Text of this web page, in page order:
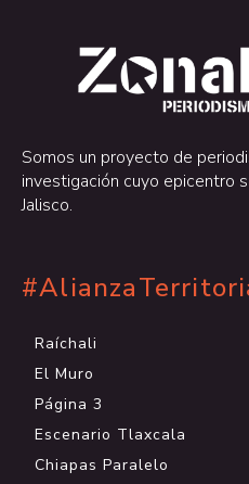
Somos un proyecto de
investigación cuyo epicentro
Jalisco.
Raíchali
El Muro
Página 3
Escenario Tlaxcala
Chiapas Paralelo